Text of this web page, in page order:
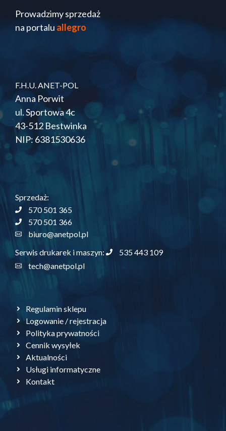
Prowadzimy sprzedaż
na portalu allegro
F.H.U. ANET-POL
Anna Porwit
ul. Sportowa 4c
43-512 Bestwinka
NIP: 6381530636
Sprzedaż:
570 501 365
570 501 366
biuro@anetpol.pl
Serwis drukarek i maszyn:
535 443 109
tech@anetpol.pl
Regulamin sklepu
Logowanie / rejestracja
Polityka prywatności
Cennik wysyłek
Aktualności
Usługi informatyczne
Kontakt